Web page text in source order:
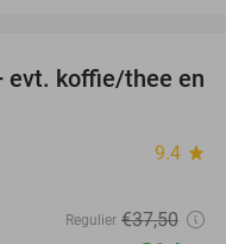
61%
evt. koffie/thee en
9.4 star
Regulier €37,50